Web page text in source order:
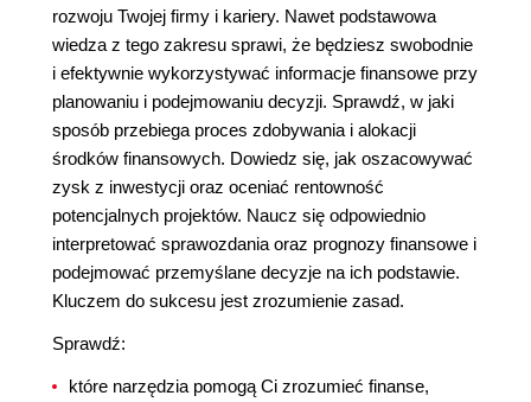
rozwoju Twojej firmy i kariery. Nawet podstawowa
wiedza z tego zakresu sprawi, że będziesz swobodnie
i efektywnie wykorzystywać informacje finansowe przy
planowaniu i podejmowaniu decyzji. Sprawdź, w jaki
sposób przebiega proces zdobywania i alokacji
środków finansowych. Dowiedz się, jak oszacowywać
zysk z inwestycji oraz oceniać rentowność
potencjalnych projektów. Naucz się odpowiednio
interpretować sprawozdania oraz prognozy finansowe i
podejmować przemyślane decyzje na ich podstawie.
Kluczem do sukcesu jest zrozumienie zasad.
Sprawdź:
które narzędzia pomogą Ci zrozumieć finanse,